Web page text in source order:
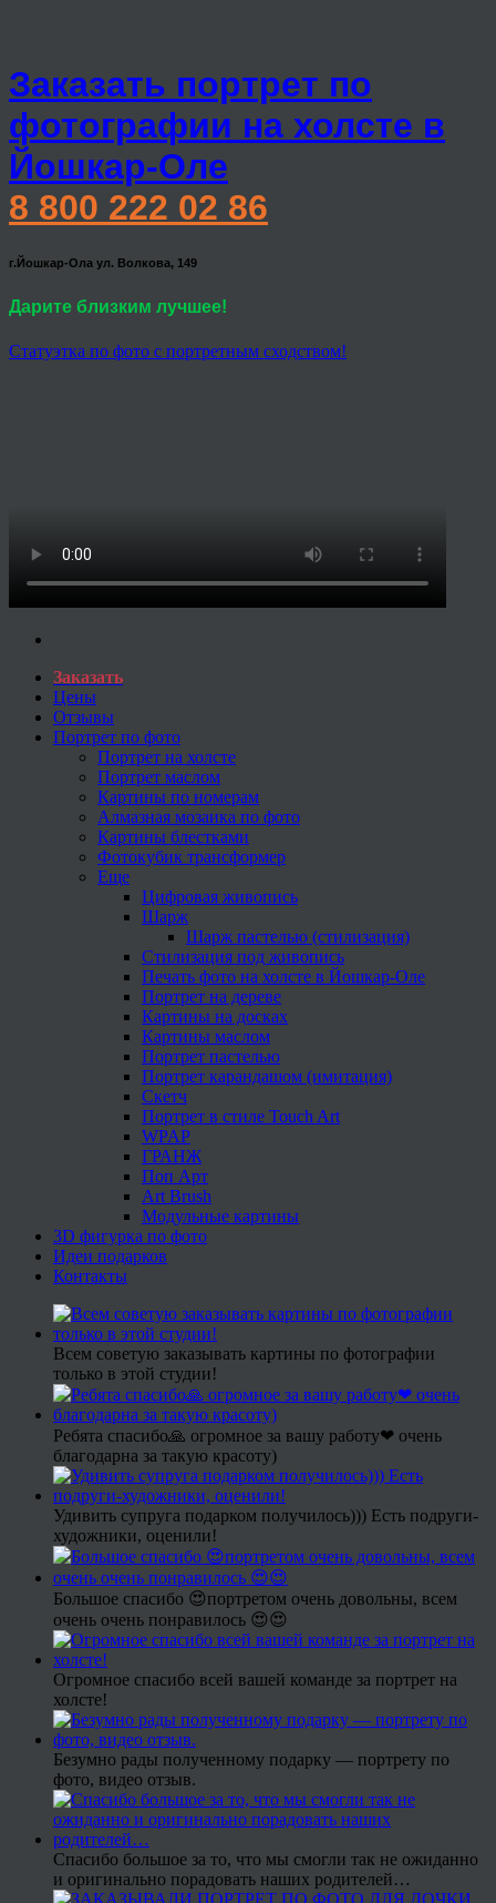
Заказать портрет по
фотографии на холсте в
Йошкар-Оле
8 800 222 02 86
г.Йошкар-Ола ул. Волкова, 149
Дарите близким лучшее!
Статуэтка по фото с портретным сходством!
Заказать
Цены
Отзывы
Портрет по фото
Портрет на холсте
Портрет маслом
Картины по номерам
Алмазная мозаика по фото
Картины блестками
Фотокубик трансформер
Еще
Цифровая живопись
Шарж
Шарж пастелью (стилизация)
Стилизация под живопись
Печать фото на холсте в Йошкар-Оле
Портрет на дереве
Картины на досках
Картины маслом
Портрет пастелью
Портрет карандашом (имитация)
Скетч
Портрет в стиле Touch Art
WPAP
ГРАНЖ
Поп Арт
Art Brush
Модульные картины
3D фигурка по фото
Идеи подарков
Контакты
Всем советую заказывать картины по фотографии
только в этой студии!
Ребята спасибо🙏 огромное за вашу работу❤ очень
благодарна за такую красоту)
Удивить супруга подарком получилось))) Есть подруги-
художники, оценили!
Большое спасибо 😍портретом очень довольны, всем
очень очень понравилось 😍😍
Огромное спасибо всей вашей команде за портрет на
холсте!
Безумно рады полученному подарку — портрету по
фото, видео отзыв.
Спасибо большое за то, что мы смогли так не ожиданно
и оригинально порадовать наших родителей…